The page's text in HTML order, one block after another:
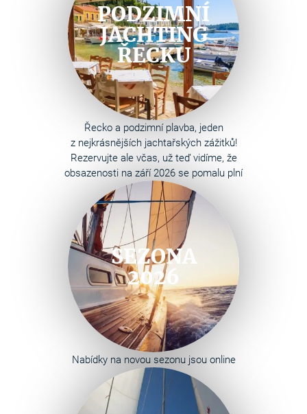
PODZIMNÍ
JACHTING
ŘECKU
Řecko a podzimní plavba, jeden
z nejkrásnějších jachtařských zážitků!
Rezervujte ale včas, už teď vidíme, že
obsazenosti na září 2026 se pomalu plní
SEZONA
2026
Nabídky na novou sezonu jsou online